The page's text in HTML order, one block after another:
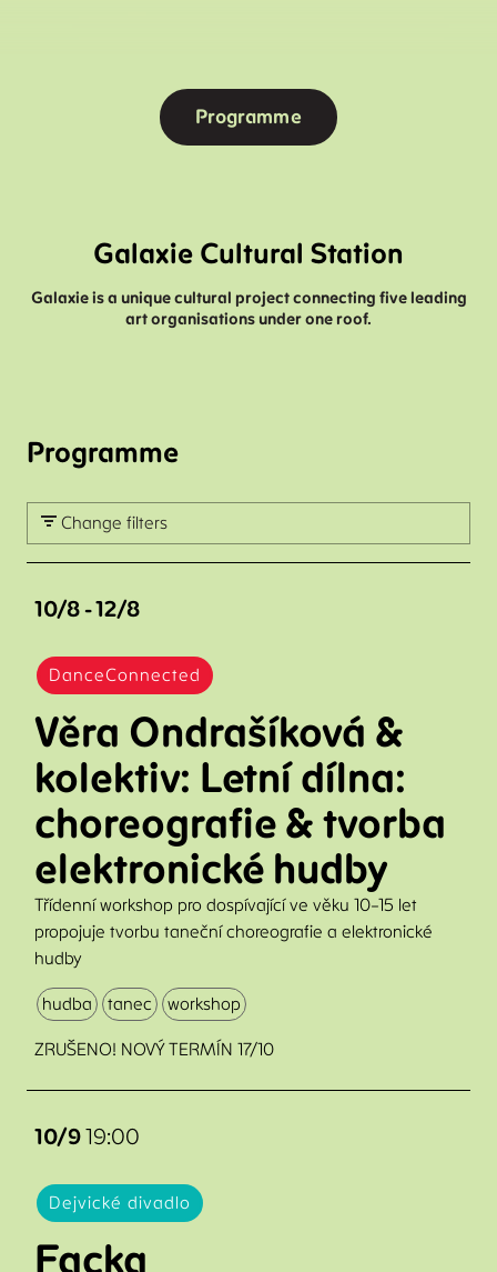
Programme
Galaxie Cultural Station
Galaxie is a unique cultural project connecting five leading
art organisations under one roof.
Programme
Change filters
10/8 - 12/8
DanceConnected
Věra Ondrašíková &
kolektiv: Letní dílna:
choreografie & tvorba
elektronické hudby
Třídenní workshop pro dospívající ve věku 10–15 let
propojuje tvorbu taneční choreografie a elektronické
hudby
hudba tanec workshop
ZRUŠENO! NOVÝ TERMÍN 17/10
10/919:00
Dejvické divadlo
Facka